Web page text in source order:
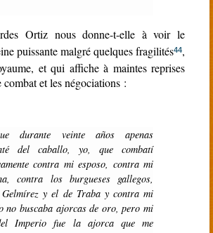
Ortiz nous donne-t-elle à voir le
puissante malgré quelques fragilités44,
et qui affiche à maintes reprises
et les négociations :
del caballo, yo, que combatí
contra mi esposo, contra mi
contra los burgueses gallegos,
y el de Traba y contra mi
no buscaba ajorcas de oro, pero mi
Imperio fue la ajorca que me